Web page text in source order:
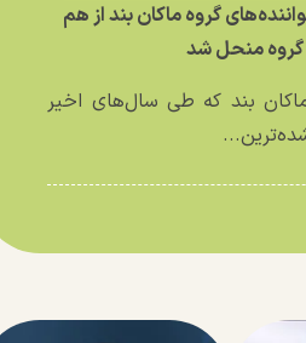
گروه ماکان بند از هم
گروه منحل شد
بند که طی سال‌های اخیر